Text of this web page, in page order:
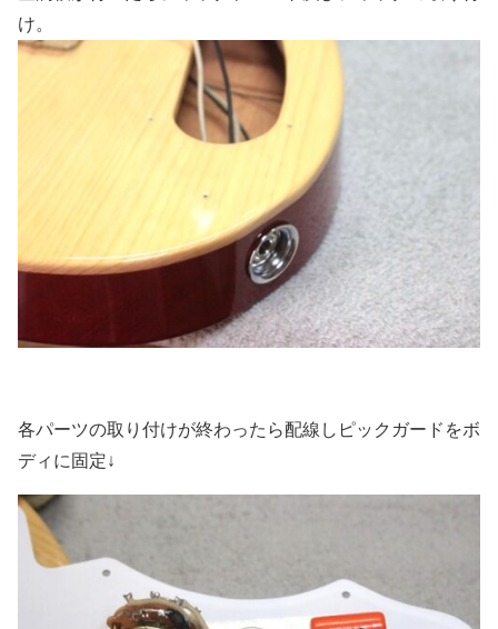
け。
各パーツの取り付けが終わったら配線しピックガードをボ
ディに固定↓